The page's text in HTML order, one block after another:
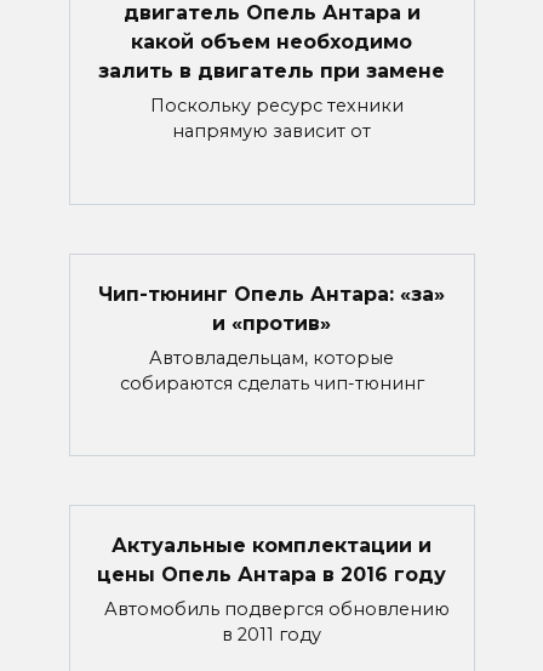
двигатель Опель Антара и
какой объем необходимо
залить в двигатель при замене
Поскольку ресурс техники
напрямую зависит от
Чип-тюнинг Опель Антара: «за»
и «против»
Автовладельцам, которые
собираются сделать чип-тюнинг
Актуальные комплектации и
цены Опель Антара в 2016 году
Автомобиль подвергся обновлению
в 2011 году